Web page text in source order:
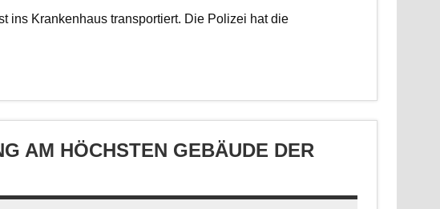
ins Krankenhaus transportiert. Die Polizei hat die
AM HÖCHSTEN GEBÄUDE DER S